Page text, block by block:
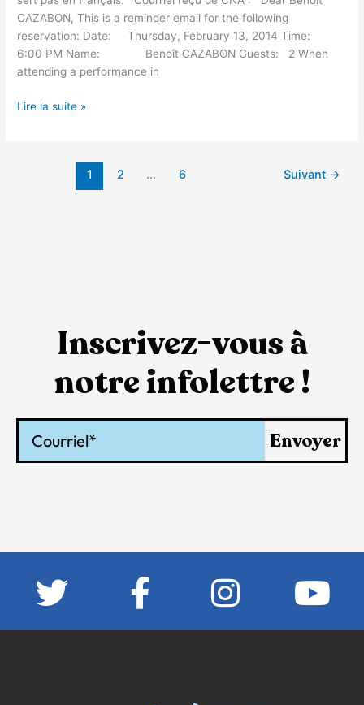
CAZABON, This is a reminder email for the following
reservation: Date: Thursday, February 13, 2014 Time:
6:00 PM Name: Benoît CAZABON Guests: 2 When
attending a performance in
Lire la suite »
1 2 … 6 Suivant →
Inscrivez-vous à
notre infolettre !
Envoyer